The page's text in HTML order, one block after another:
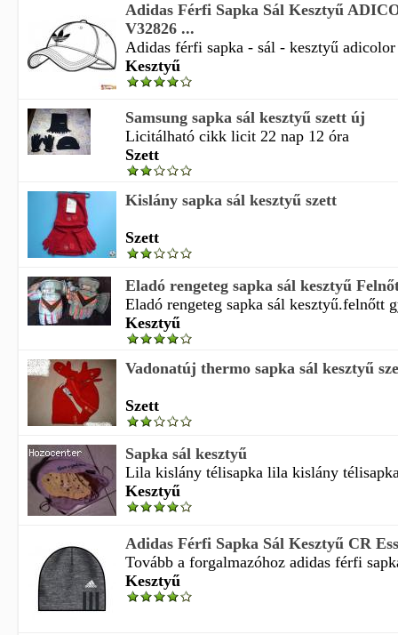
Adidas Férfi Sapka Sál Kesztyű
V32826 ...
Adidas férfi sapka - sál - kesztyű
Kesztyű
Samsung sapka sál kesztyű szett új
Licitálható cikk licit 22 nap 12 óra
Szett
Kislány sapka sál kesztyű szett
Szett
Eladó rengeteg sapka sál kesztyű
Eladó rengeteg sapka sál kesztyű.felnőtt
Kesztyű
Vadonatúj thermo sapka sál kesztyű
Szett
Sapka sál kesztyű
Lila kislány télisapka lila kislány
Kesztyű
Adidas Férfi Sapka Sál Kesztyű CR
Tovább a forgalmazóhoz adidas férfi
Kesztyű